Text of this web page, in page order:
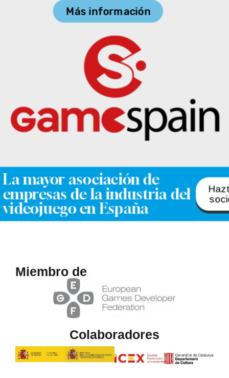
Más información
La mayor asociación de
empresas de la industria del
videojuego en España
Miembro de
Colaboradores